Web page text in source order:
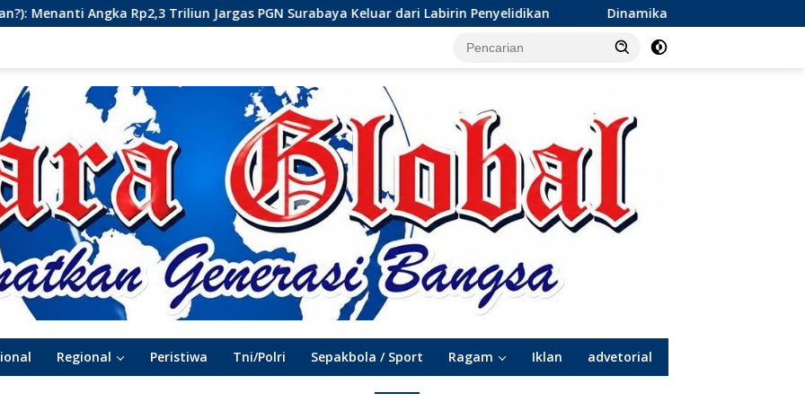
Jargas PGN Surabaya Keluar dari Labirin Penyelidikan Dinamika Baru Sepak Bola Surabaya: Kepindahan de
Regional Peristiwa Tni/Polri Sepakbola / Sport Ragam Iklan advetorial